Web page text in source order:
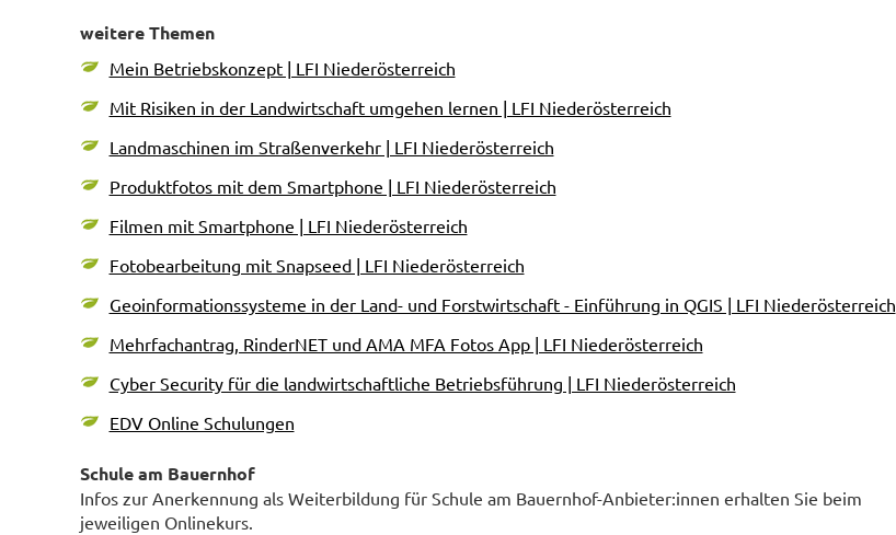
weitere Themen
Mein Betriebskonzept | LFI Niederösterreich
Mit Risiken in der Landwirtschaft umgehen lernen | LFI Niederösterreich
Landmaschinen im Straßenverkehr | LFI Niederösterreich
Produktfotos mit dem Smartphone | LFI Niederösterreich
Filmen mit Smartphone | LFI Niederösterreich
Fotobearbeitung mit Snapseed | LFI Niederösterreich
Geoinformationssysteme in der Land- und Forstwirtschaft - Einführung in QGIS | LFI Niederösterreich
Mehrfachantrag, RinderNET und AMA MFA Fotos App | LFI Niederösterreich
Cyber Security für die landwirtschaftliche Betriebsführung | LFI Niederösterreich
EDV Online Schulungen
Schule am Bauernhof
Infos zur Anerkennung als Weiterbildung für Schule am Bauernhof-Anbieter:innen erhalten Sie beim
jeweiligen Onlinekurs.